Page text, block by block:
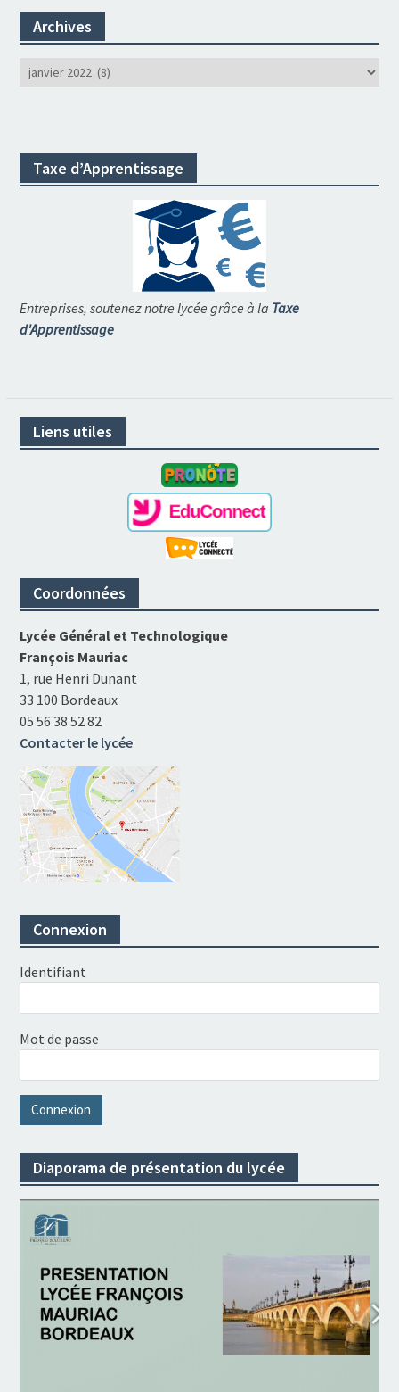
Archives
Archives
Taxe d’Apprentissage
Entreprises, soutenez notre lycée grâce à la Taxe
d'Apprentissage
Liens utiles
Coordonnées
Lycée Général et Technologique
François Mauriac
1, rue Henri Dunant
33 100 Bordeaux
05 56 38 52 82
Contacter le lycée
Connexion
Identifiant
Mot de passe
Diaporama de présentation du lycée